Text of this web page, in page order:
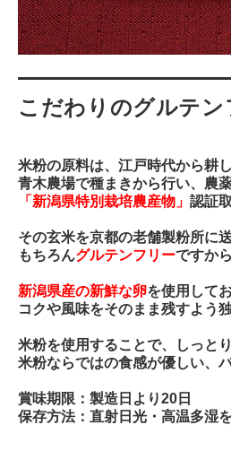
こだわりのグルテン
米粉の原料は、江戸時代から耕
青木農場で種まきから行い、農
「新潟県特別栽培農産物」 認証
その玄米を京都の老舗製粉所に
もちろんグルテンフリーですか
新潟県産の新鮮な卵を使用して
コクや風味をそのまま残すよう
米粉を使用することで、しっと
米粉ならではの食感が優しい、
賞味期限：製造日より20日
保存方法：直射日光・高温多湿